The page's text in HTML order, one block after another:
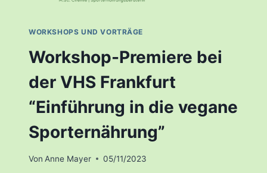
WORKSHOPS UND VORTRÄGE
Workshop-Premiere bei
der VHS Frankfurt
“Einführung in die vegane
Sporternährung”
Von Anne Mayer 05/11/2023